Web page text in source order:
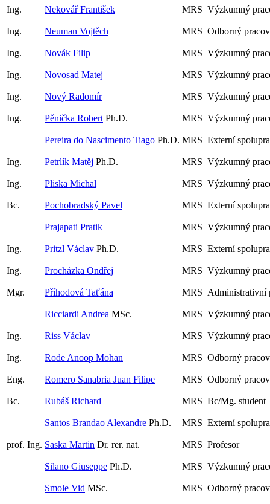
Ing. Nekovář František MRS Výzkumný
Ing. Neuman Vojtěch MRS Odborný
Ing. Novák Filip MRS Výzkumný
Ing. Novosad Matej MRS Výzkumný
Ing. Nový Radomír MRS Výzkumný
Ing. Pěnička Robert Ph.D. MRS Výzkumný
Pereira do Nascimento Tiago Ph.D. MRS Externí
Ing. Petrlík Matěj Ph.D. MRS Výzkumný
Ing. Pliska Michal MRS Výzkumný
Bc. Pochobradský Pavel MRS Externí
Prajapati Pratik MRS Výzkumný
Ing. Pritzl Václav Ph.D. MRS Externí
Ing. Procházka Ondřej MRS Výzkumný
Mgr. Příhodová Taťána MRS Administrativní
Ricciardi Andrea MSc. MRS Výzkumný
Ing. Riss Václav MRS Výzkumný
Ing. Rode Anoop Mohan MRS Odborný
Eng. Romero Sanabria Juan Filipe MRS Odborný
Bc. Rubáš Richard MRS Bc/Mg. student
Santos Brandao Alexandre Ph.D. MRS Externí
prof. Ing. Saska Martin Dr. rer. nat. MRS Profesor
Silano Giuseppe Ph.D. MRS Výzkumný
Smole Vid MSc. MRS Odborný